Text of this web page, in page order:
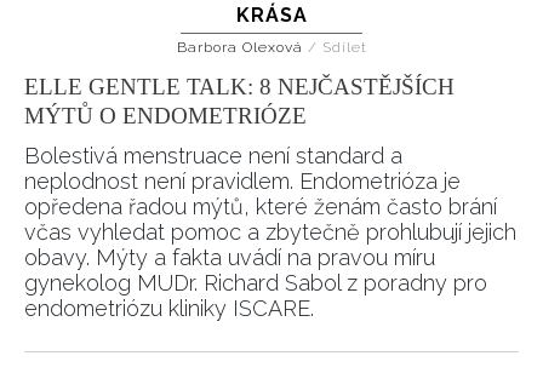
KRÁSA
Barbora Olexová / Sdílet
ELLE GENTLE TALK: 8 NEJČASTĚJŠÍCH
MÝTŮ O ENDOMETRIÓZE
Bolestivá menstruace není standard a
neplodnost není pravidlem. Endometrióza je
opředena řadou mýtů, které ženám často brání
včas vyhledat pomoc a zbytečně prohlubují jejich
obavy. Mýty a fakta uvádí na pravou míru
gynekolog MUDr. Richard Sabol z poradny pro
endometriózu kliniky ISCARE.